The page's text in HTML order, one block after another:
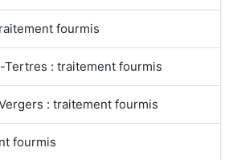
fourmis
Tertres : traitement fourmis
: traitement fourmis
fourmis